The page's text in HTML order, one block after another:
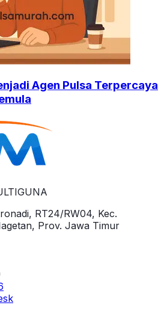
Agen Pulsa Terpercaya
RT24/RW04, Kec.
Prov. Jawa Timur